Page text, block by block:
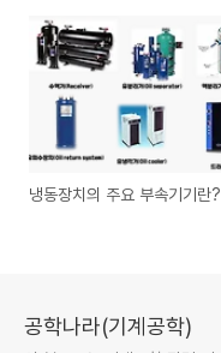
냉동장치의 주요 부속기기란?
공학나라(기계공학)